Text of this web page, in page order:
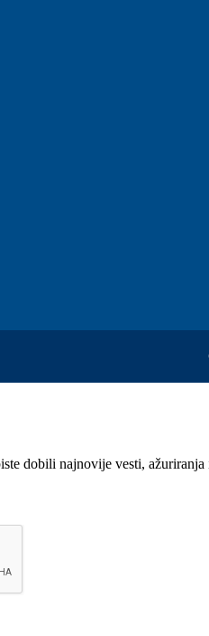
dobili najnovije vesti,